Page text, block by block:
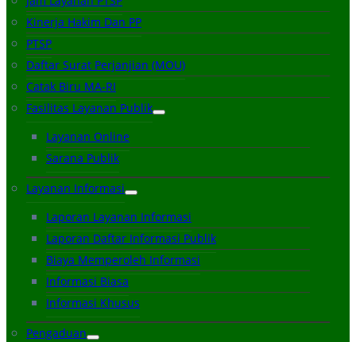
Kinerja Hakim Dan PP
PTSP
Daftar Surat Perjanjian (MOU)
Catak Biru MA-RI
Fasilitas Layanan Publik
Layanan Online
Sarana Publik
Layanan Informasi
Laporan Layanan Informasi
Laporan Daftar Informasi Publik
Biaya Memperoleh Informasi
Informasi Biasa
Informasi Khusus
Pengaduan